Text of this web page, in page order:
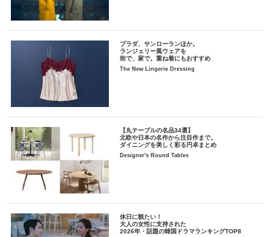
プラダ、サンローランほか。
ランジェリー風ウェアを
街で、家で。重ね着にもおすすめ
The New Lingerie Dressing
【丸テーブルの名品34選】
北欧や日本の名作から注目作まで。
ダイニングを美しく彩る円卓まとめ
Designer's Round Tables
休日に観たい！
大人の女性に支持された
2026年・話題の韓国ドラマランキングTOP8